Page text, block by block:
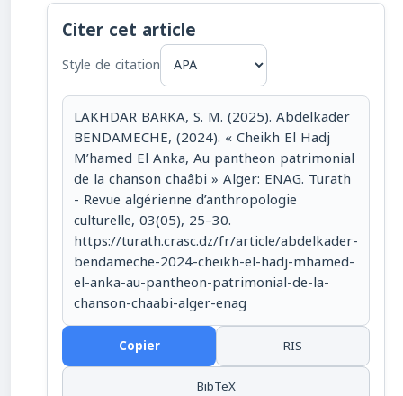
Citer cet article
Style de citation
LAKHDAR BARKA, S. M. (2025). Abdelkader
BENDAMECHE, (2024). « Cheikh El Hadj
M’hamed El Anka, Au pantheon patrimonial
de la chanson chaâbi » Alger: ENAG. Turath
- Revue algérienne d’anthropologie
culturelle, 03(05), 25–30.
https://turath.crasc.dz/fr/article/abdelkader-
bendameche-2024-cheikh-el-hadj-mhamed-
el-anka-au-pantheon-patrimonial-de-la-
chanson-chaabi-alger-enag
Copier
RIS
BibTeX